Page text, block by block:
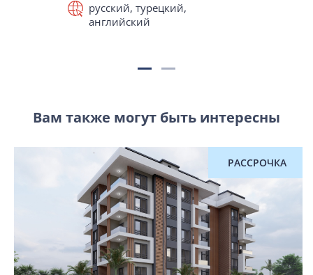
русский, турецкий,
английский
Вам также могут быть интересны
РАССРОЧКА